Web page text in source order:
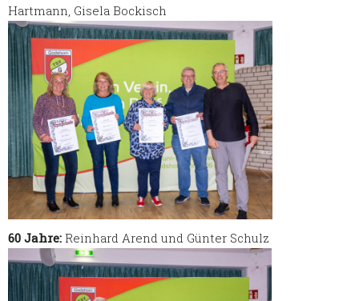
Hartmann, Gisela Bockisch
60 Jahre: Reinhard Arend und Günter Schulz